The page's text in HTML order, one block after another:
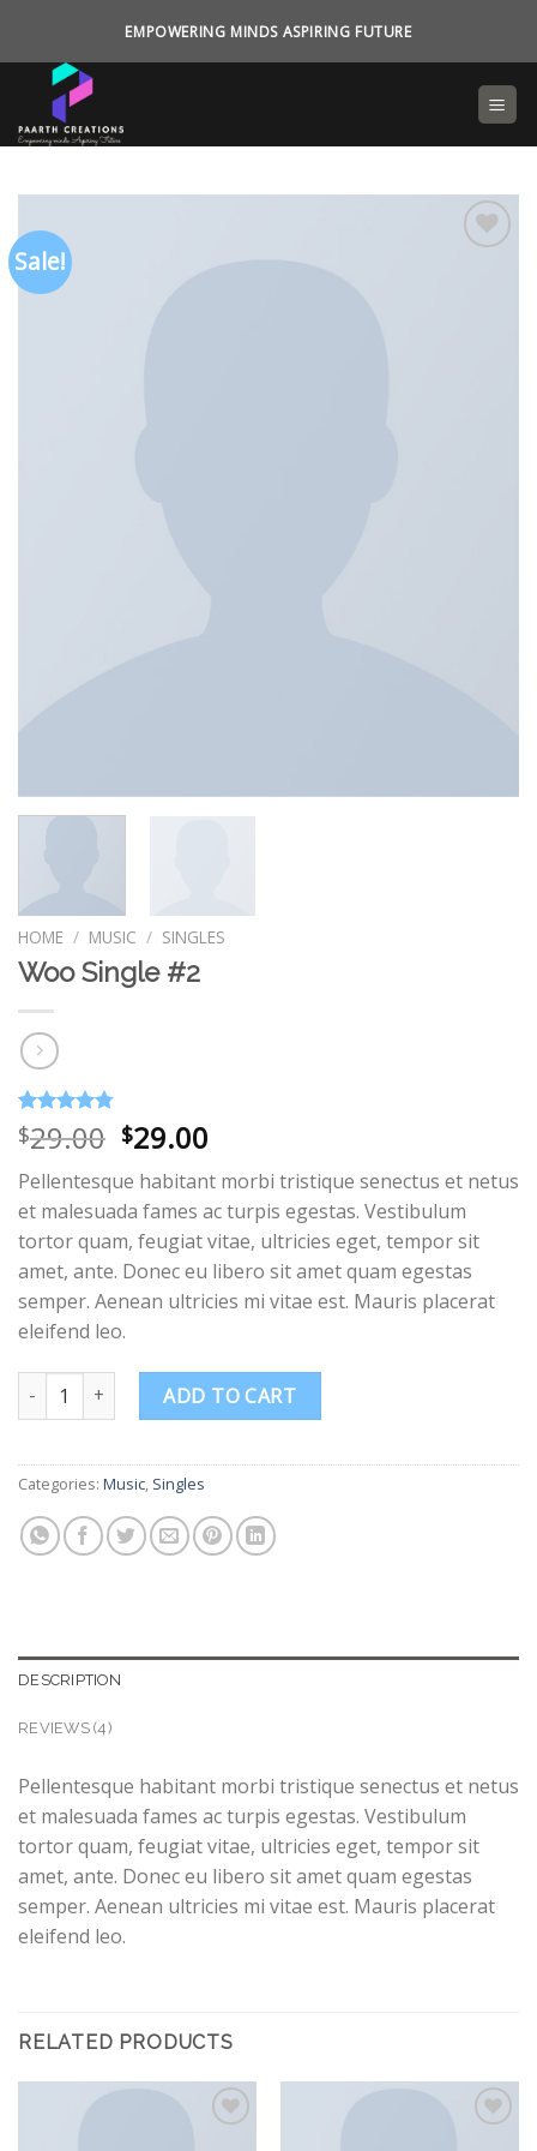
content
EMPOWERING MINDS ASPIRING FUTURE
Sale!
HOME / MUSIC / SINGLES
Woo Single #2
Rated 4.75
out of 5
4
customer
ratings
$29.00 $29.00
Pellentesque habitant morbi tristique senectus et netus
et malesuada fames ac turpis egestas. Vestibulum
tortor quam, feugiat vitae, ultricies eget, tempor sit
amet, ante. Donec eu libero sit amet quam egestas
semper. Aenean ultricies mi vitae est. Mauris placerat
eleifend leo.
Woo Single #2 quantityADD TO CART
Categories: Music, Singles
DESCRIPTION
REVIEWS (4)
Pellentesque habitant morbi tristique senectus et netus
et malesuada fames ac turpis egestas. Vestibulum
tortor quam, feugiat vitae, ultricies eget, tempor sit
amet, ante. Donec eu libero sit amet quam egestas
semper. Aenean ultricies mi vitae est. Mauris placerat
eleifend leo.
RELATED PRODUCTS